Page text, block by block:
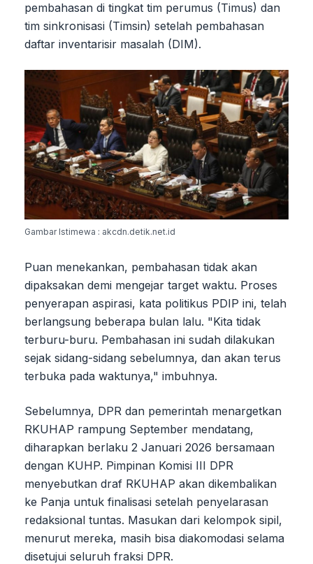
pembahasan di tingkat tim perumus (Timus) dan
tim sinkronisasi (Timsin) setelah pembahasan
daftar inventarisir masalah (DIM).
Gambar Istimewa : akcdn.detik.net.id
Puan menekankan, pembahasan tidak akan
dipaksakan demi mengejar target waktu. Proses
penyerapan aspirasi, kata politikus PDIP ini, telah
berlangsung beberapa bulan lalu. "Kita tidak
terburu-buru. Pembahasan ini sudah dilakukan
sejak sidang-sidang sebelumnya, dan akan terus
terbuka pada waktunya," imbuhnya.
Sebelumnya, DPR dan pemerintah menargetkan
RKUHAP rampung September mendatang,
diharapkan berlaku 2 Januari 2026 bersamaan
dengan KUHP. Pimpinan Komisi III DPR
menyebutkan draf RKUHAP akan dikembalikan
ke Panja untuk finalisasi setelah penyelarasan
redaksional tuntas. Masukan dari kelompok sipil,
menurut mereka, masih bisa diakomodasi selama
disetujui seluruh fraksi DPR.